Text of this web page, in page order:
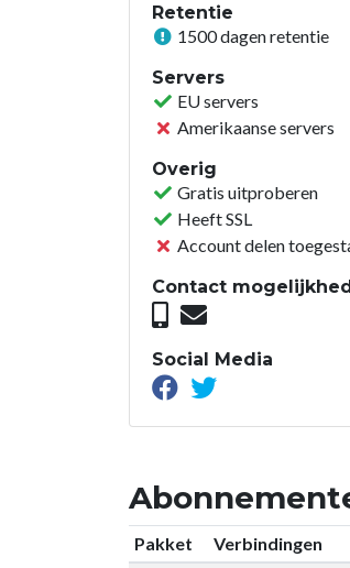
Retentie
1500 dagen retentie
Servers
EU servers
Amerikaanse servers
Overig
Gratis uitproberen
Heeft SSL
Account delen
Contact
Social Media
Pakket Verbindingen